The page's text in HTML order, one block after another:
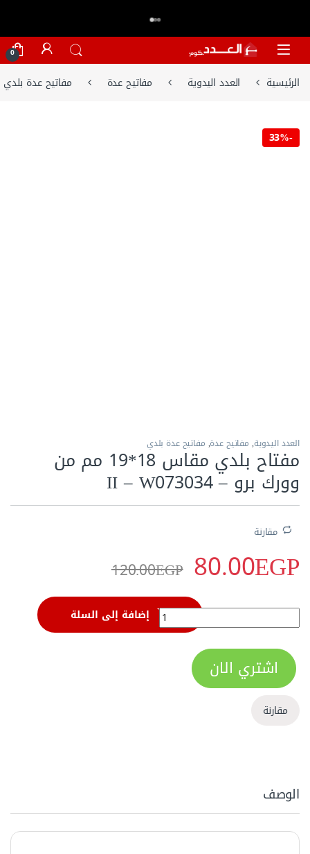
Skip to navigation
Skip to content
0
الرئيسية العدد اليدوية مفاتيح عدة مفاتيح عدة بلدي
-
33%
العدد اليدوية, مفاتيح عدة, مفاتيح عدة بلدي
مفتاح بلدي مقاس 18*19 مم من
وورك برو – II – W073034
مقارنة
80.00EGP
120.00EGP
مفتاح بلدي مقاس 18*19 مم من وورك برو - II - W073034 quantity إضافة إلى السلة
اشتري الان
مقارنة
الوصف